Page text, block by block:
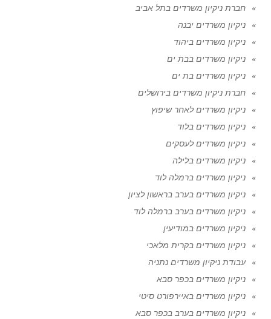
חברת ניקיון משרדים בתל אביב
ניקיון משרדים יבנה
ניקיון משרדים ביהוד
ניקיון משרדים בבת ים
ניקיון משרדים בת ים
חברת ניקיון משרדים בירושלים
ניקיון משרדים לאחר שיפוץ
ניקיון משרדים בלוד
ניקיון משרדים לעסקים
ניקיון משרדים בלילה
ניקיון משרדים ברמלה לוד
ניקיון משרדים בערב בראשון לציון
ניקיון משרדים בערב ברמלה לוד
ניקיון משרדים במודיעין
ניקיון משרדים בקרית מלאכי
עבודת ניקיון משרדים נתניה
ניקיון משרדים בכפר סבא
ניקיון משרדים באיירפורט סיטי
ניקיון משרדים בערב בכפר סבא